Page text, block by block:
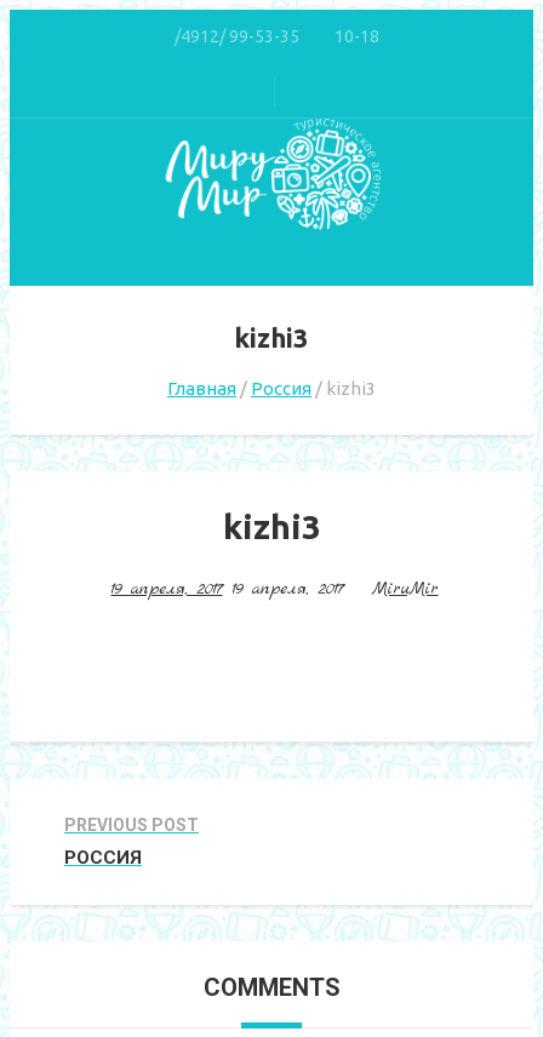
/4912/ 99-53-35 10-18
kizhi3
Главная Россия kizhi3
kizhi3
19 апреля, 2017 19 апреля, 2017 MiruMir
PREVIOUS POST
РОССИЯ
COMMENTS